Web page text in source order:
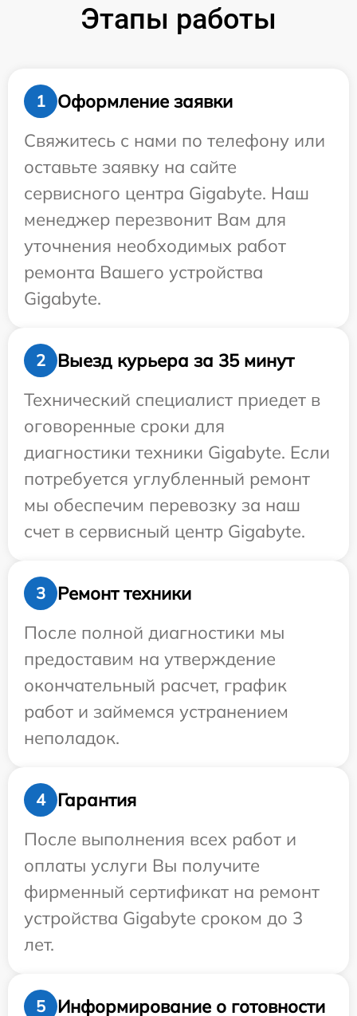
Этапы работы
1
Оформление заявки
Свяжитесь с нами по телефону или
оставьте заявку на сайте
сервисного центра Gigabyte. Наш
менеджер перезвонит Вам для
уточнения необходимых работ
ремонта Вашего устройства
Gigabyte.
2
Выезд курьера за 35 минут
Технический специалист приедет в
оговоренные сроки для
диагностики техники Gigabyte. Если
потребуется углубленный ремонт
мы обеспечим перевозку за наш
счет в сервисный центр Gigabyte.
3
Ремонт техники
После полной диагностики мы
предоставим на утверждение
окончательный расчет, график
работ и займемся устранением
неполадок.
4
Гарантия
После выполнения всех работ и
оплаты услуги Вы получите
фирменный сертификат на ремонт
устройства Gigabyte сроком до 3
лет.
5 Информирование о готовности